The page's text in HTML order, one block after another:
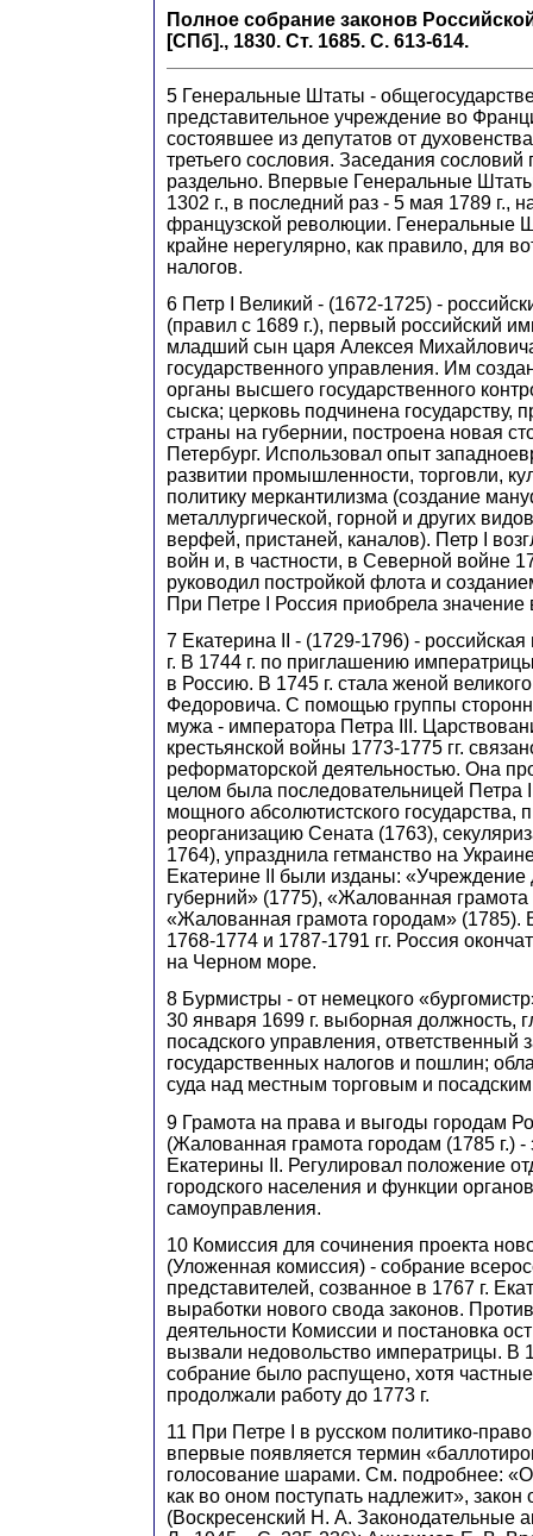
Полное собрание законов
[СПб]., 1830. Ст. 1685. С. 613-614.
5 Генеральные Штаты -
представительное учреждение во
состоявшее из депутатов от
третьего сословия. Заседания сословий
раздельно. Впервые Генеральные
1302 г., в последний раз - 5 мая 1789 г.,
французской революции. Генеральные
крайне нерегулярно, как правило, для
налогов.
6 Петр I Великий - (1672-1725) -
(правил с 1689 г.), первый российский
младший сын царя Алексея
государственного управления. Им
органы высшего государственного
сыска; церковь подчинена государству,
страны на губернии, построена новая
Петербург. Использовал опыт
развитии промышленности, торговли,
политику меркантилизма (создание
металлургической, горной и других
верфей, пристаней, каналов). Петр I
войн и, в частности, в Северной войне
руководил постройкой флота и
При Петре I Россия приобрела
7 Екатерина II - (1729-1796) -
г. В 1744 г. по приглашению
в Россию. В 1745 г. стала женой
Федоровича. С помощью группы
мужа - императора Петра III.
крестьянской войны 1773-1775 гг.
реформаторской деятельностью. Она
целом была последовательницей Петра
мощного абсолютистского государства,
реорганизацию Сената (1763),
1764), упразднила гетманство на
Екатерине II были изданы: «Учреждение
губерний» (1775), «Жалованная грамота
«Жалованная грамота городам» (1785).
1768-1774 и 1787-1791 гг. Россия
на Черном море.
8 Бурмистры - от немецкого
30 января 1699 г. выборная должность,
посадского управления, ответственный
государственных налогов и пошлин;
суда над местным торговым и
9 Грамота на права и выгоды городам
(Жалованная грамота городам (1785 г.) -
Екатерины II. Регулировал положение
городского населения и функции
самоуправления.
10 Комиссия для сочинения проекта
(Уложенная комиссия) - собрание
представителей, созванное в 1767 г.
выработки нового свода законов.
деятельности Комиссии и постановка
вызвали недовольство императрицы. В
собрание было распущено, хотя
продолжали работу до 1773 г.
11 При Петре I в русском политико-
впервые появляется термин
голосование шарами. См. подробнее:
как во оном поступать надлежит», закон
(Воскресенский Н. А. Законодательные